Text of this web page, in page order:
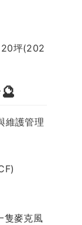
20坪(202
維護管理
隻麥克風